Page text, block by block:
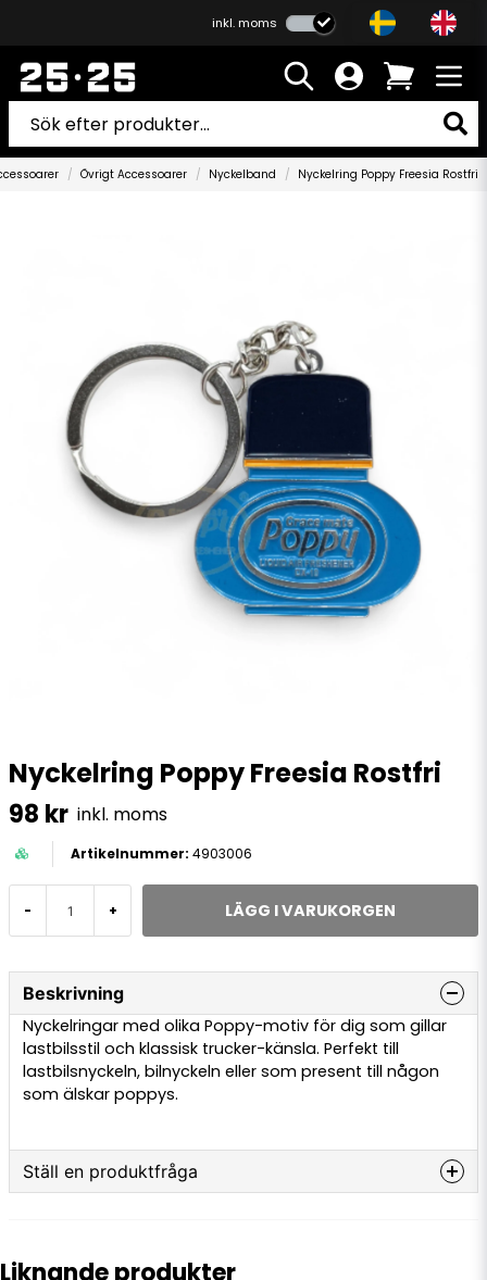
inkl. moms
Övrigt Accessoarer Nyckelband Nyckelring Poppy Freesia Rostfri
Nyckelring Poppy Freesia Rostfri
98 kr inkl. moms
4903006
- + LÄGG I VARUKORGEN
Beskrivning
Nyckelringar med olika Poppy-motiv för dig som gillar
lastbilsstil och klassisk trucker-känsla. Perfekt till
lastbilsnyckeln, bilnyckeln eller som present till någon
som älskar poppys.
Ställ en produktfråga